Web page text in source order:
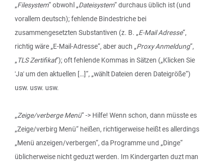
„Filesystem“ obwohl „Dateisystem“ durchaus üblich ist (und
vorallem deutsch); fehlende Bindestriche bei
zusammengesetzten Substantiven (z. B. „E-Mail Adresse“,
richtig wäre „E-Mail-Adresse“, aber auch „Proxy Anmeldung“,
„TLS Zertifikat“); oft fehlende Kommas in Sätzen („Klicken Sie
'Ja' um den aktuellen […]“, „wählt Dateien deren Dateigröße“)
usw. usw. usw.
„Zeige/verberge Menü“ -> Hilfe! Wenn schon, dann müsste es
„Zeige/verbirg Menü“ heißen, richtigerweise heißt es allerdings
„Menü anzeigen/verbergen“, da Programme und „Dinge“
üblicherweise nicht geduzt werden. Im Kindergarten duzt man